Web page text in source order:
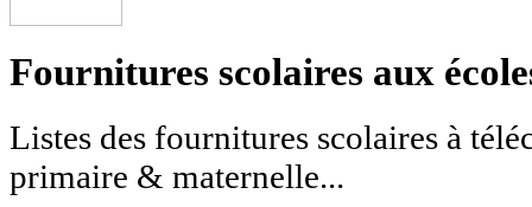
Fournitures scolaires aux
Listes des fournitures scolaires à
primaire & maternelle...